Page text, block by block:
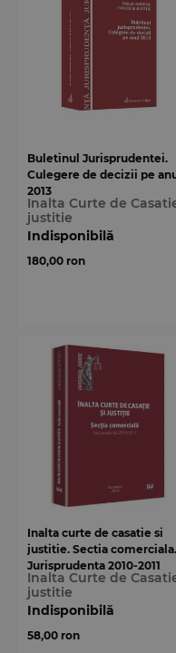
Buletinul Jurisprudentei.
Culegere de decizii pe
2013
Inalta Curte de
justitie
Indisponibilă
180,00 ron
Inalta curte de casatie si
justitie. Sectia comerciala.
Jurisprudenta 2010-2011
Inalta Curte de
justitie
Indisponibilă
58,00 ron